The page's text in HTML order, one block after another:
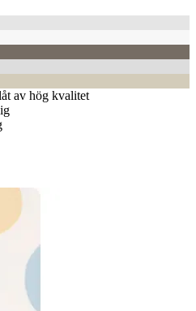
av hög kvalitet